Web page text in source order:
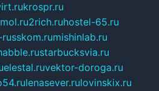
krospr.ru
2rich.ruhostel-65.ru
mishinlab.ru
starbucksvia.ru
elestal.ruvektor-doroga.ru
lenasever.rulovinskix.ru